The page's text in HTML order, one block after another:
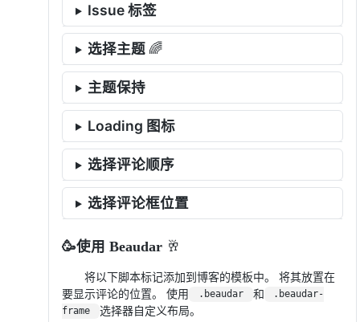
Issue 标签
选择主题 🌈
主题保持
Loading 图标
选择评论顺序
选择评论框位置
🥳使用 Beaudar 🥂
将以下脚本标记添加到博客的模板中。 将其放置在
要显示评论的位置。 使用
.beaudar 和
.beaudar-
frame
选择器自定义布局。